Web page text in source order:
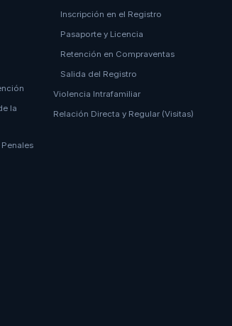
la
Inscripción en el Registro
Pasaporte y Licencia
Retención en Compraventas
Salida del Registro
Violencia Intrafamiliar
Relación Directa y Regular (Visitas)